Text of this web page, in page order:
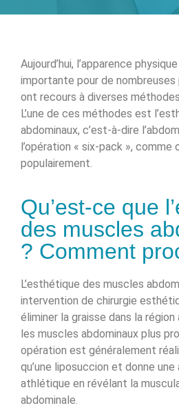
Aujourd’hui, l’apparence
importante pour de
ont recours à diverses
L’une de ces méthodes est
abdominaux, c’est-à-dire
l’opération « six-pack », comme
populairement.
Qu’est-ce que
des muscles
? Comment
L’esthétique des muscles
intervention de chirurgie
éliminer la graisse dans la
les muscles abdominaux plus
opération est généralement
qu’une liposuccion et donne
athlétique en révélant la
abdominale.